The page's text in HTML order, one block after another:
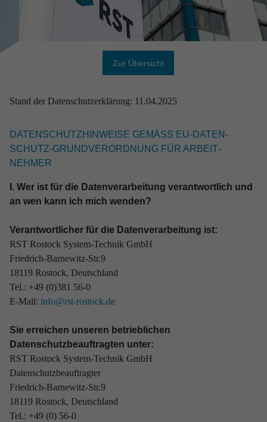
Zur Übersicht
Stand der Datenschutzerklärung: 11.04.2025
DATEN­­SCHUTZ­HIN­­WEISE GEMÄSS EU-DATEN­­S
CHUTZ-GRUN­D­­VER­­ORD­­NUNG FÜR ARBEIT­­N
EHMER
I. Wer ist für die Datenverarbeitung verantwortlich und
an wen kann ich mich wenden?
Verantwortlicher für die Datenverarbeitung ist:
RST Rostock System-Technik GmbH
Friedrich-Barnewitz-Str.9
18119 Rostock, Deutschland
Tel.: +49 (0)381 56-0
E-Mail: info@rst-rostock.de
Sie erreichen unseren betrieblichen
Datenschutzbeauftragten unter:
RST Rostock System-Technik GmbH
Datenschutzbeauftragter
Friedrich-Barnewitz-Str.9
18119 Rostock, Deutschland
Tel.: +49 (0) 56-0